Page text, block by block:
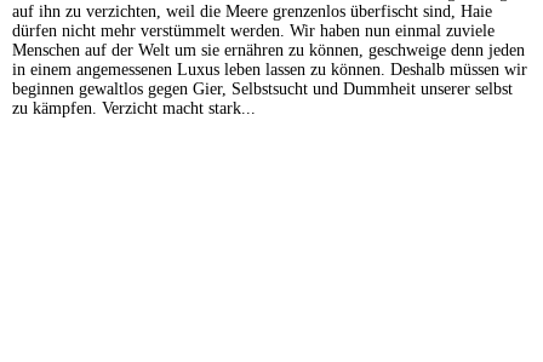
auf ihn zu verzichten, weil die Meere grenzenlos überfischt sind, Haie
dürfen nicht mehr verstümmelt werden. Wir haben nun einmal zuviele
Menschen auf der Welt um sie ernähren zu können, geschweige denn jeden
in einem angemessenen Luxus leben lassen zu können. Deshalb müssen wir
beginnen gewaltlos gegen Gier, Selbstsucht und Dummheit unserer selbst
zu kämpfen. Verzicht macht stark...